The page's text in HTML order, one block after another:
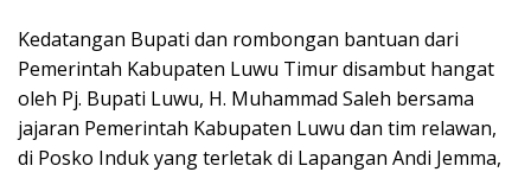
Kedatangan Bupati dan rombongan bantuan dari
Pemerintah Kabupaten Luwu Timur disambut hangat
oleh Pj. Bupati Luwu, H. Muhammad Saleh bersama
jajaran Pemerintah Kabupaten Luwu dan tim relawan,
di Posko Induk yang terletak di Lapangan Andi Jemma,